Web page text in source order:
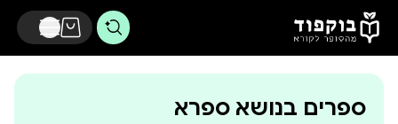
דלג לתוכן הראשי
ספרים בנושא ספרא